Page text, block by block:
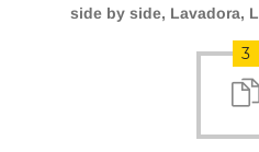
side by side, Lavadora,
3